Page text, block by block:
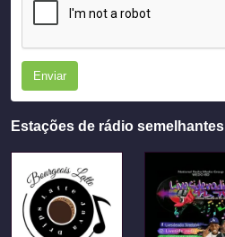
Enviar
Estações de rádio semelhantes